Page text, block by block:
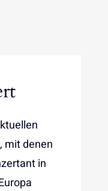
mit denen
in